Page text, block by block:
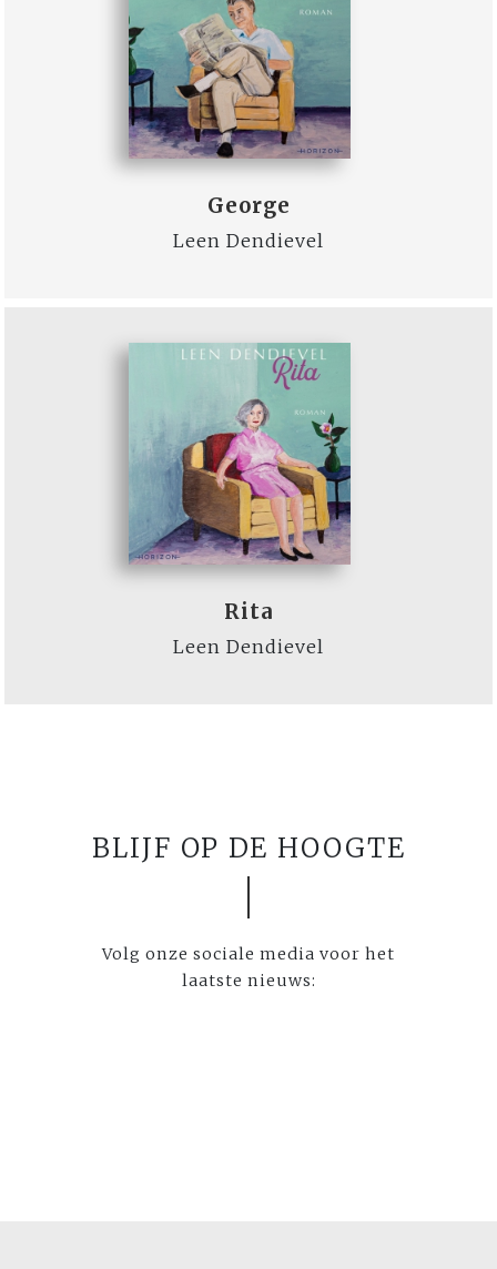
George
Leen Dendievel
Rita
Leen Dendievel
BLIJF OP DE HOOGTE
Volg onze sociale media voor het
laatste nieuws: